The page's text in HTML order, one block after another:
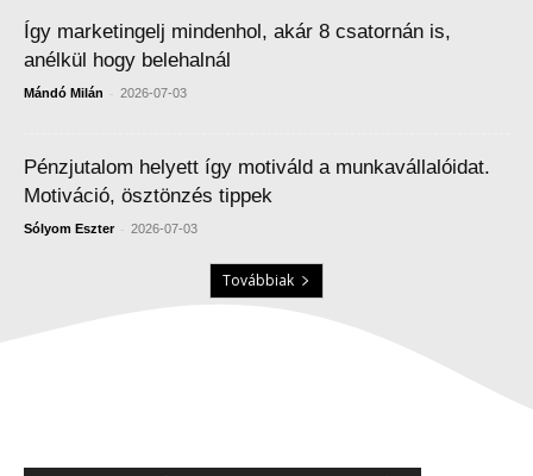
Így marketingelj mindenhol, akár 8 csatornán is,
anélkül hogy belehalnál
Mándó Milán 2026-07-03
Pénzjutalom helyett így motiváld a munkavállalóidat.
Motiváció, ösztönzés tippek
Sólyom Eszter 2026-07-03
Továbbiak